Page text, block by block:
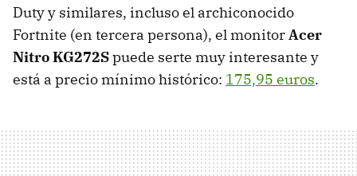
Duty y similares, incluso el archiconocido
Fortnite (en tercera persona), el monitorAcer
Nitro KG272Spuede serte muy interesante y
está a precio mínimo histórico: 175,95 euros.